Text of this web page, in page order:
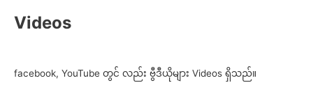
Videos
facebook, YouTube တွင် လည်း ဗွီဒီယိုများ Videos ရှိသည်။